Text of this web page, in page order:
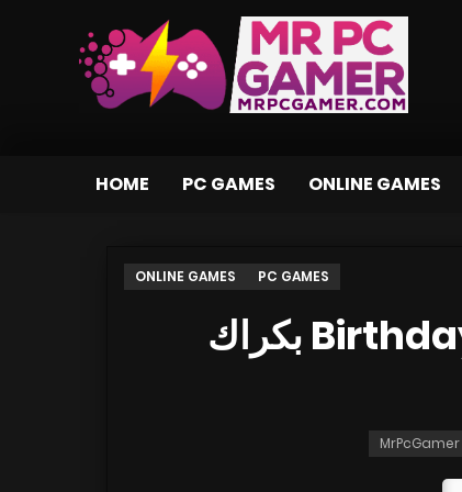
HOME PC GAMES ONLINE GAMES
ONLINE GAMES PC GAMES
تحميل لعبة Birthdays the Beginning بكراك
MrPcGamer